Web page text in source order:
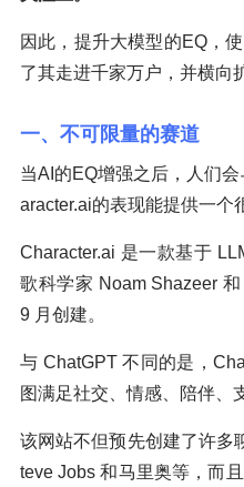
因此，提升大模型的EQ，
了其走进千家万户，并横向
一、不可限量的赛道
当AI的EQ增强之后，人们
aracter.ai的表现能提供一个
Character.ai 是一款基于
歌科学家 Noam Shazeer
9 月创建。
与 ChatGPT 不同的是，
图满足社交、情感、陪伴、
该网站不但预先创建了许多
teve Jobs 和马里奥等，而